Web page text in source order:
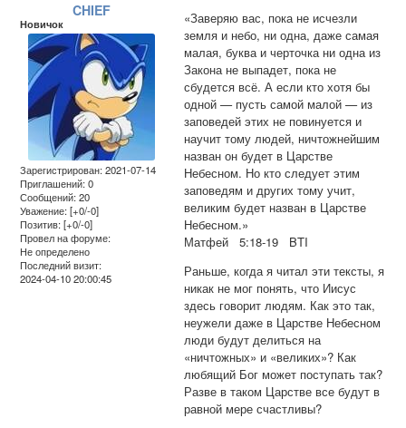
CHIEF
Новичок
Зарегистрирован: 2021-07-14
Приглашений:0
Сообщений:20
Уважение: [+0/-0]
Позитив: [+0/-0]
Провел на форуме:
Не определено
Последний визит:
2024-04-10 20:00:45
«Заверяю вас, пока не исчезли
земля и небо, ни одна, даже самая
малая, буква и черточка ни одна из
Закона не выпадет, пока не
сбудется всё. А если кто хотя бы
одной — пусть самой малой — из
заповедей этих не повинуется и
научит тому людей, ничтожнейшим
назван он будет в Царстве
Небесном. Но кто следует этим
заповедям и других тому учит,
великим будет назван в Царстве
Небесном.»
Матфей 5:18-19 BTI
Раньше, когда я читал эти тексты, я
никак не мог понять, что Иисус
здесь говорит людям. Как это так,
неужели даже в Царстве Небесном
люди будут делиться на
«ничтожных» и «великих»? Как
любящий Бог может поступать так?
Разве в таком Царстве все будут в
равной мере счастливы?